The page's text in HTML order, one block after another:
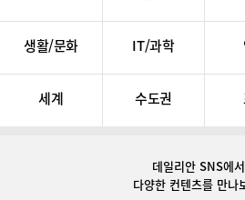
생활/문화 IT/과학
세계 수도권
데일리안 SNS에
다양한 컨텐츠를 만나